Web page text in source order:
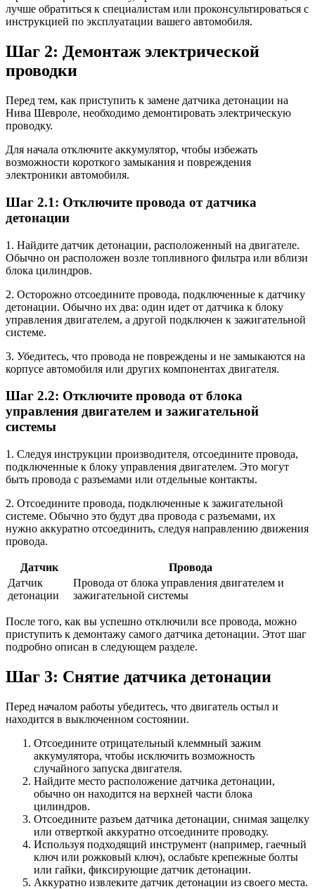
лучше обратиться к специалистам или проконсультироваться с
инструкцией по эксплуатации вашего автомобиля.
Шаг 2: Демонтаж электрической
проводки
Перед тем, как приступить к замене датчика детонации на
Нива Шевроле, необходимо демонтировать электрическую
проводку.
Для начала отключите аккумулятор, чтобы избежать
возможности короткого замыкания и повреждения
электроники автомобиля.
Шаг 2.1: Отключите провода от датчика
детонации
1. Найдите датчик детонации, расположенный на двигателе.
Обычно он расположен возле топливного фильтра или вблизи
блока цилиндров.
2. Осторожно отсоедините провода, подключенные к датчику
детонации. Обычно их два: один идет от датчика к блоку
управления двигателем, а другой подключен к зажигательной
системе.
3. Убедитесь, что провода не повреждены и не замыкаются на
корпусе автомобиля или других компонентах двигателя.
Шаг 2.2: Отключите провода от блока
управления двигателем и зажигательной
системы
1. Следуя инструкции производителя, отсоедините провода,
подключенные к блоку управления двигателем. Это могут
быть провода с разъемами или отдельные контакты.
2. Отсоедините провода, подключенные к зажигательной
системе. Обычно это будут два провода с разъемами, их
нужно аккуратно отсоединить, следуя направлению движения
провода.
Датчик
Провода
Датчик
детонации
Провода от блока управления двигателем и
зажигательной системы
После того, как вы успешно отключили все провода, можно
приступить к демонтажу самого датчика детонации. Этот шаг
подробно описан в следующем разделе.
Шаг 3: Снятие датчика детонации
Перед началом работы убедитесь, что двигатель остыл и
находится в выключенном состоянии.
Отсоедините отрицательный клеммный зажим
аккумулятора, чтобы исключить возможность
случайного запуска двигателя.
Найдите место расположение датчика детонации,
обычно он находится на верхней части блока
цилиндров.
Отсоедините разъем датчика детонации, снимая защелку
или отверткой аккуратно отсоедините проводку.
Используя подходящий инструмент (например, гаечный
ключ или рожковый ключ), ослабьте крепежные болты
или гайки, фиксирующие датчик детонации.
Аккуратно извлеките датчик детонации из своего места.